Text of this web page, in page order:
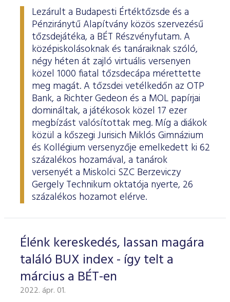
Lezárult a Budapesti Értéktőzsde és a
Pénziránytű Alapítvány közös szervezésű
tőzsdejátéka, a BÉT Részvényfutam. A
középiskolásoknak és tanáraiknak szóló,
négy héten át zajló virtuális versenyen
közel 1000 fiatal tőzsdecápa mérettette
meg magát. A tőzsdei vetélkedőn az OTP
Bank, a Richter Gedeon és a MOL papírjai
domináltak, a játékosok közel 17 ezer
megbízást valósítottak meg. Míg a diákok
közül a kőszegi Jurisich Miklós Gimnázium
és Kollégium versenyzője emelkedett ki 62
százalékos hozamával, a tanárok
versenyét a Miskolci SZC Berzeviczy
Gergely Technikum oktatója nyerte, 26
százalékos hozamot elérve.
Élénk kereskedés, lassan magára
találó BUX index - így telt a
március a BÉT-en
2022. ápr. 01.